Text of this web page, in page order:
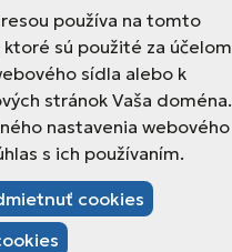
používa na tomto
sú použité za účelom
sídla alebo k
stránok Vaša doména.
nastavenia webového
s ich používaním.
cookies